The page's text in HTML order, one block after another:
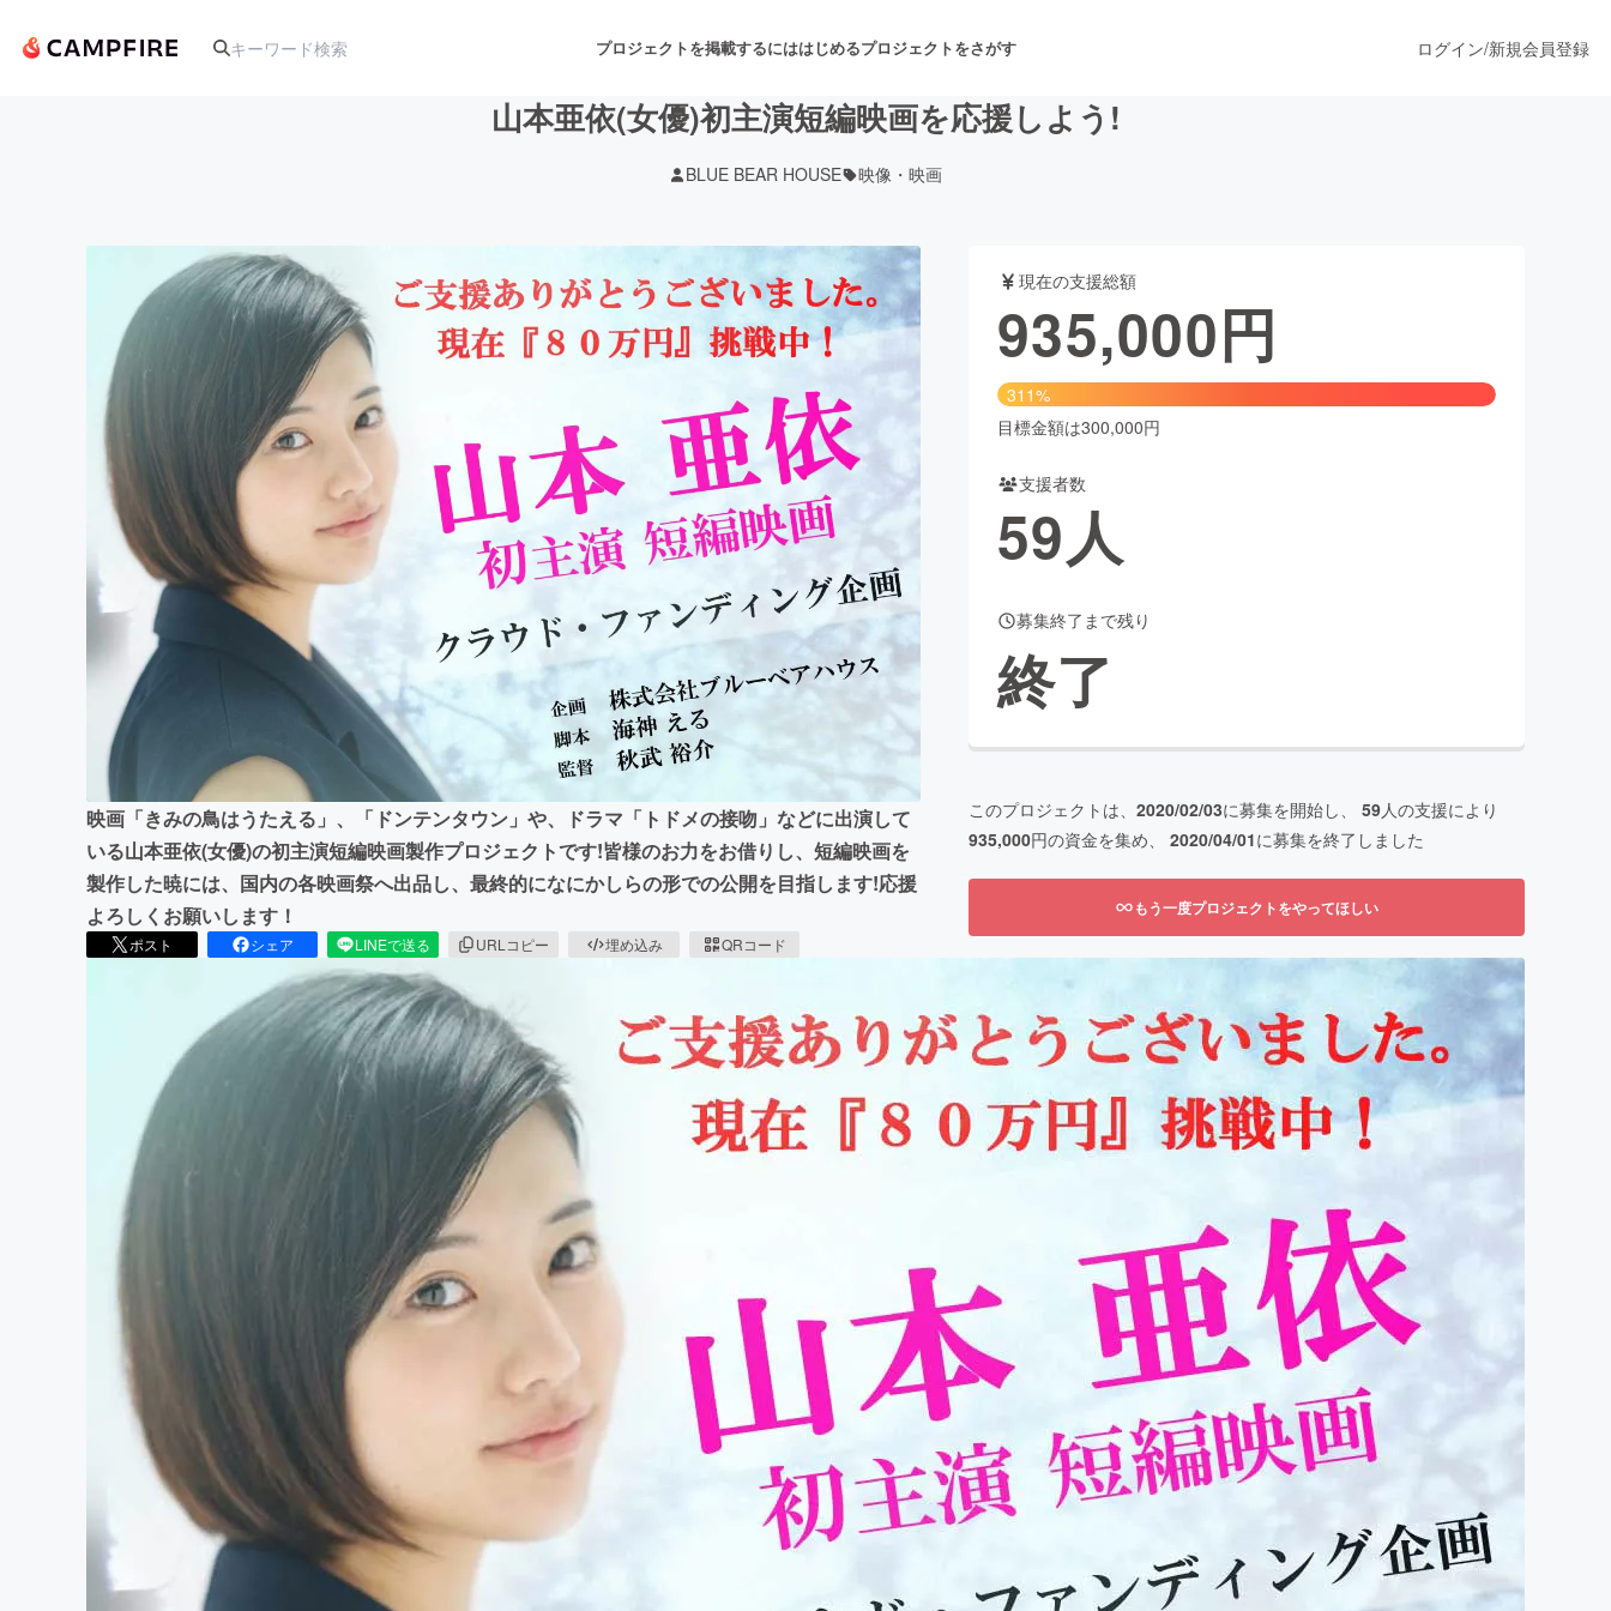
プロジェクトを掲載するにははじめるプロジェクトをさがす
アート・写真 音楽 舞台・パフォーマンス
テクノロジー・ガジェット ゲーム・サービス開発 ファッション
映像・映画 書籍・雑誌出版
ビジネス・起業 チャレンジ ビューティー・ヘルスケア
まちづくり・地域活性化
CAMPFIRE for Social GoodCAMPFIRE Creation
CAMPFIREふるさと納税 machi-ya コミュニティ
ログイン/新規会員登録
山本亜依(女優)初主演短編映画を応援しよう!
BLUE BEAR HOUSE 映像・映画
映画「きみの鳥はうたえる」、「ドンテンタウン」や、ドラマ「トドメの接吻」などに出演して
いる山本亜依(女優)の初主演短編映画製作プロジェクトです!皆様のお力をお借りし、短編映画を
製作した暁には、国内の各映画祭へ出品し、最終的になにかしらの形での公開を目指します!応援
よろしくお願いします！
ポスト シェア LINEで送る URLコピー 埋め込み QRコード
現在の支援総額
935,000円
311%
目標金額は300,000円
支援者数
59人
募集終了まで残り
終了
このプロジェクトは、 2020/02/03に募集を開始し、 59人の支援により
935,000円の資金を集め、 2020/04/01に募集を終了しました
もう一度プロジェクトをやってほしい